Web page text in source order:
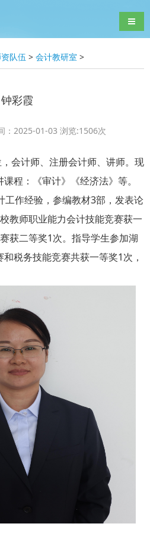
导航
队伍 > 会计教研室 >
钟彩霞
：2025-01-03 浏览:1506次
会计师、注册会计师、讲师。现
程：《审计》《经济法》等。
工作经验，参编教材3部，发表论
教师职业能力会计技能竞赛获一
获二等奖1次。指导学生参加湖
税务技能竞赛共获一等奖1次，